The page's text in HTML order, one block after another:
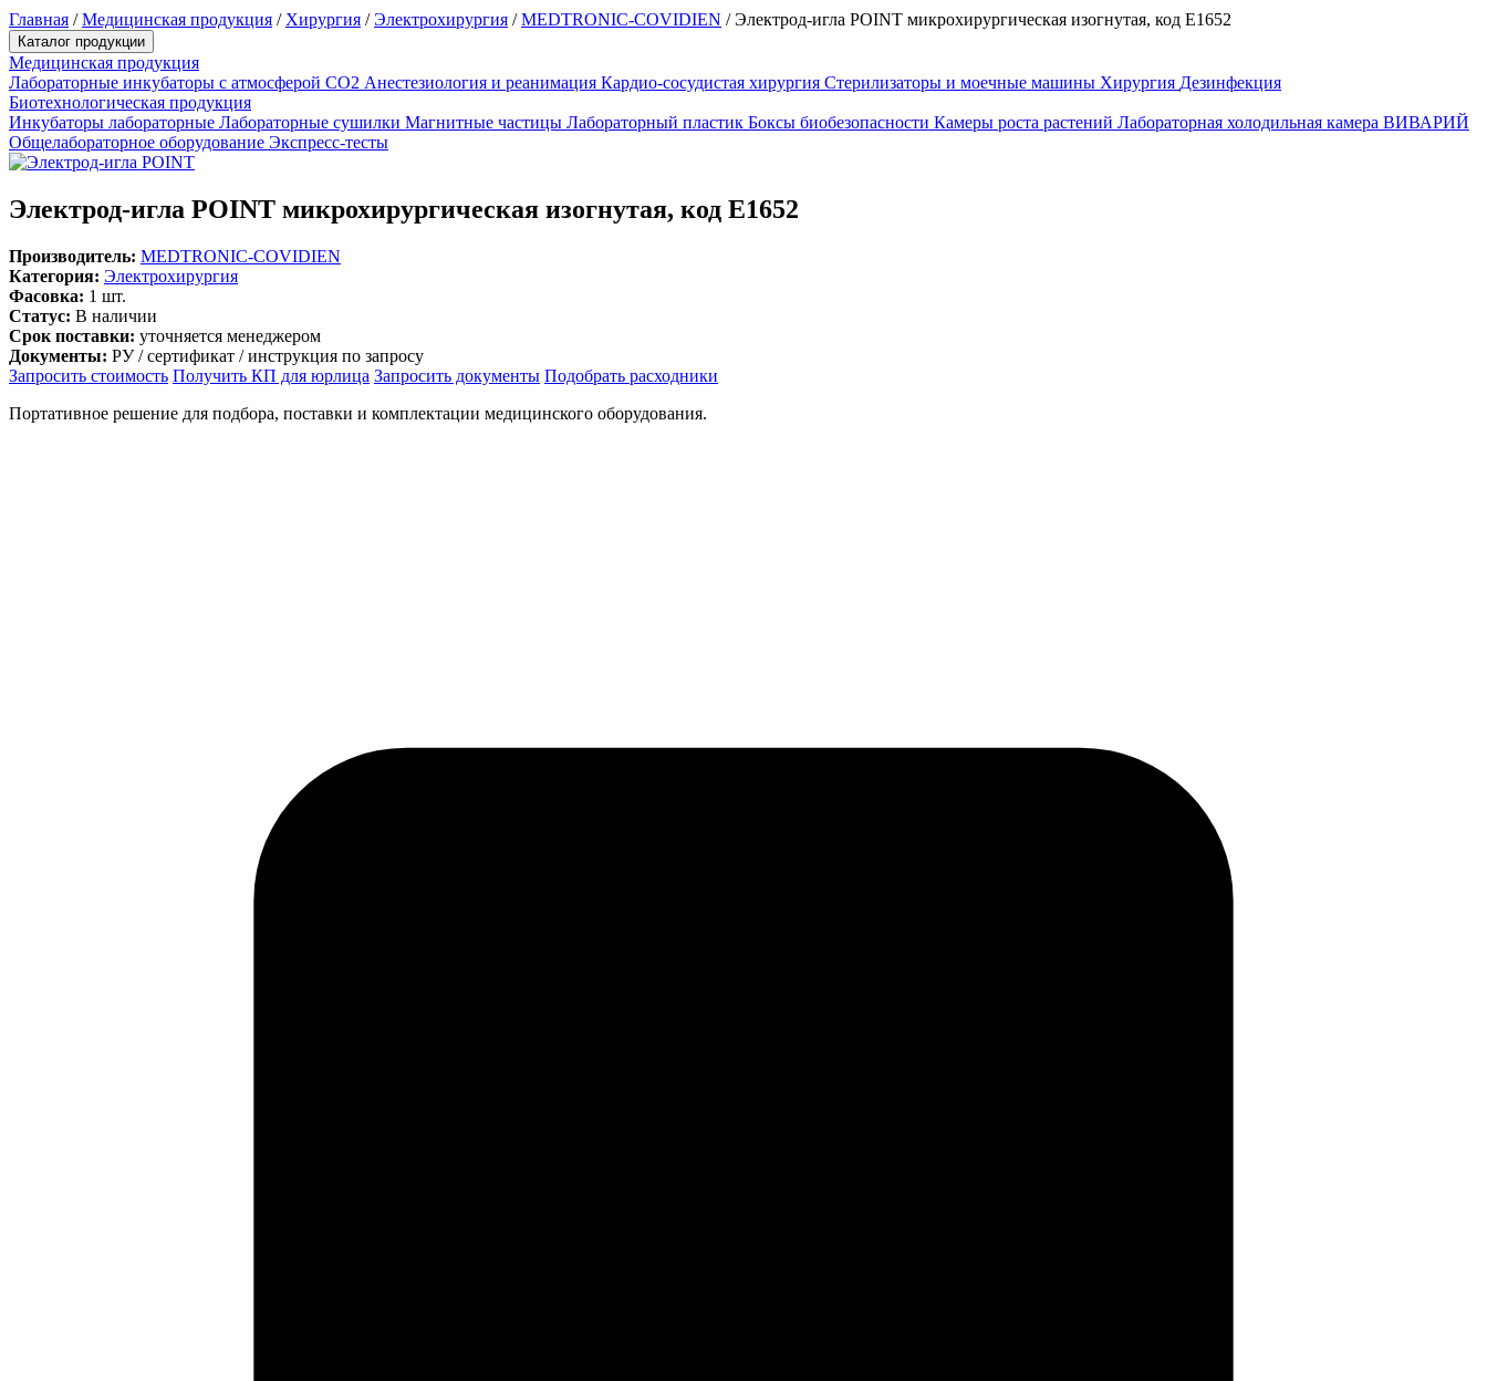
Главная /Медицинская продукция / Хирургия /Электрохирургия /MEDTRONIC-COVIDIEN /Электрод-игла POINT микрохирургическая изогнутая, код E1652
Каталог продукции
Медицинская продукция
Лабораторные инкубаторы с атмосферой CO2 Анестезиология и реанимация Кардио-сосудистая хирургия Стерилизаторы и моечные машины Хирургия Дезинфекция
Биотехнологическая продукция
Инкубаторы лабораторные Лабораторные сушилки Магнитные частицы Лабораторный пластик Боксы биобезопасности Камеры роста растений Лабораторная холодильная камера ВИВАРИЙ
Общелабораторное оборудование Экспресс-тесты
Электрод-игла POINT микрохирургическая изогнутая, код E1652
Производитель: MEDTRONIC-COVIDIEN
Категория: Электрохирургия
Фасовка: 1 шт.
Статус: В наличии
Срок поставки: уточняется менеджером
Документы: РУ / сертификат / инструкция по запросу
Запросить стоимость Получить КП для юрлица Запросить документы Подобрать расходники
Портативное решение для подбора, поставки и комплектации медицинского оборудования.